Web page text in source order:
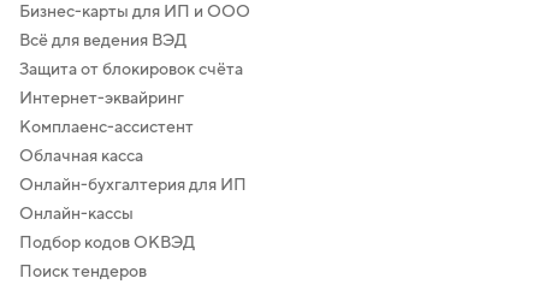
Бизнес-карты для ИП и ООО
Всё для ведения ВЭД
Защита от блокировок счёта
Интернет-эквайринг
Комплаенс-ассистент
Облачная касса
Онлайн-бухгалтерия для ИП
Онлайн-кассы
Подбор кодов ОКВЭД
Поиск тендеров